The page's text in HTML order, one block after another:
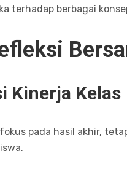
terhadap berbagai
Kinerja Kelas
pada hasil akhir,